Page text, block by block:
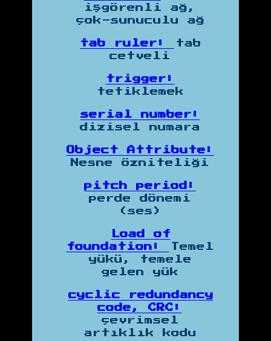
işgörenli ağ,
çok-sunuculu ağ
tab ruler:
tab
cetveli
trigger:
tetiklemek
serial number:
dizisel numara
Object Attribute:
Nesne Özniteliği
pitch period:
perde dönemi
(ses)
Load of
foundation:
Temel
yükü, temele
gelen yük
cyclic redundancy
code, CRC:
çevrimsel
artıklık kodu